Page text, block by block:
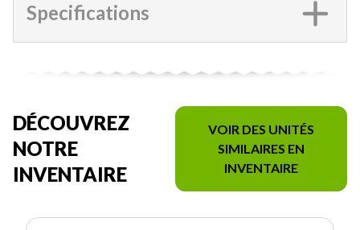
Specifications
DÉCOUVREZ
NOTRE
INVENTAIRE
VOIR DES UNITÉS
SIMILAIRES EN
INVENTAIRE